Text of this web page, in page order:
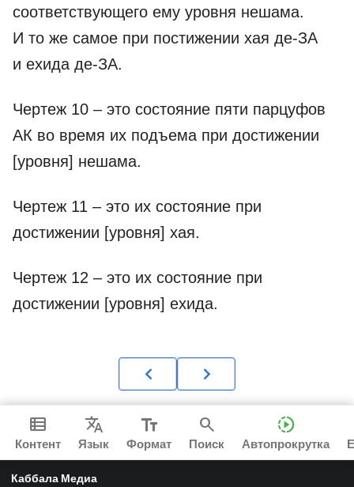
соответствующего ему уровня нешама.
И то же самое при постижении хая де-­ЗА
и ехида де-­ЗА.
Чертеж 10 – это состояние пяти парцуфов
АК во время их подъема при достижении
[уровня] нешама.
Чертеж 11 – это их состояние при
достижении [уровня] хая.
Чертеж 12 – это их состояние при
достижении [уровня] ехида.
view_list
Контент
Translate
Язык
text_fields
Формат
search
Поиск
slow_motion_video
Автопрокрутка
Каббала Медиа